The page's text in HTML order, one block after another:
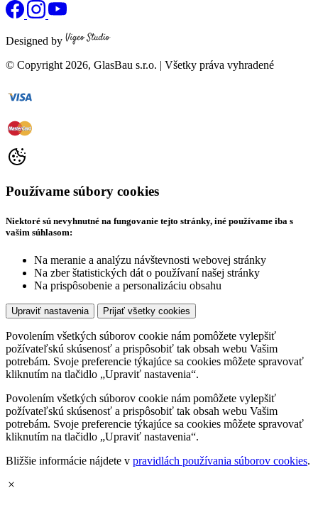
Designed by
© Copyright 2026, GlasBau s.r.o. | Všetky práva vyhradené
Používame súbory cookies
Niektoré sú nevyhnutné na fungovanie tejto stránky, iné používame iba s
vašim súhlasom:
Na meranie a analýzu návštevnosti webovej stránky
Na zber štatistických dát o používaní našej stránky
Na prispôsobenie a personalizáciu obsahu
Upraviť nastavenia Prijať všetky cookies
Povolením všetkých súborov cookie nám pomôžete vylepšiť
požívateľskú skúsenosť a prispôsobiť tak obsah webu Vašim
potrebám. Svoje preferencie týkajúce sa cookies môžete spravovať
kliknutím na tlačidlo „Upraviť nastavenia“.
Povolením všetkých súborov cookie nám pomôžete vylepšiť
požívateľskú skúsenosť a prispôsobiť tak obsah webu Vašim
potrebám. Svoje preferencie týkajúce sa cookies môžete spravovať
kliknutím na tlačidlo „Upraviť nastavenia“.
Bližšie informácie nájdete v pravidlách používania súborov cookies.